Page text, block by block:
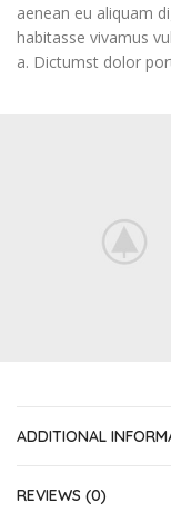
aenean eu aliquam
habitasse vivamus
a. Dictumst dolor
ADDITIONAL
REVIEWS (0)